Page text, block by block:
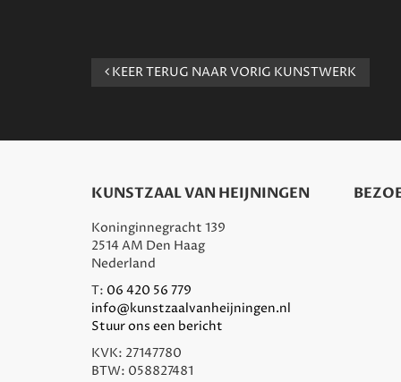
KEER TERUG NAAR VORIG KUNSTWERK
KUNSTZAAL VAN HEIJNINGEN
Koninginnegracht 139
2514 AM Den Haag
Nederland
T: 06 420 56 779
info@kunstzaalvanheijningen.nl
Stuur ons een bericht
KVK: 27147780
BTW: 058827481